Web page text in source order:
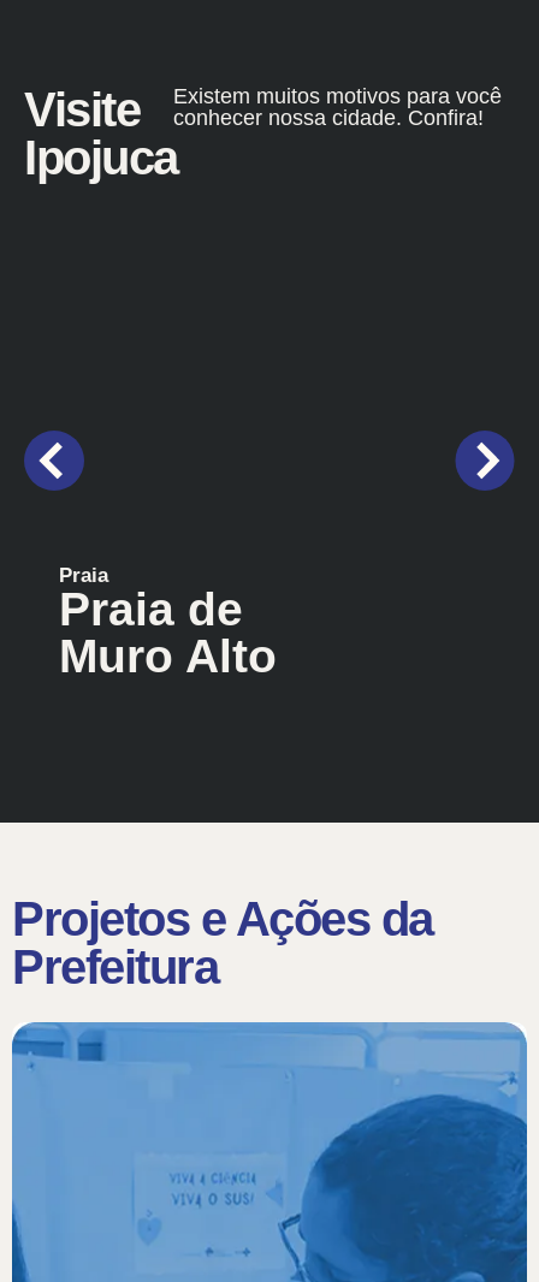
Visite
Ipojuca
Existem muitos motivos para você
conhecer nossa cidade. Confira!
Praia
Praia de
Muro Alto
Projetos e Ações da
Prefeitura​